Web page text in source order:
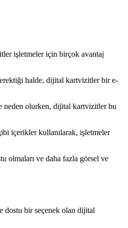
işletmeler için birçok avantaj
halde, dijital kartvizitler bir e-
neden olurken, dijital kartvizitler bu
içerikler kullanılarak, işletmeler
olmaları ve daha fazla görsel ve
dostu bir seçenek olan dijital